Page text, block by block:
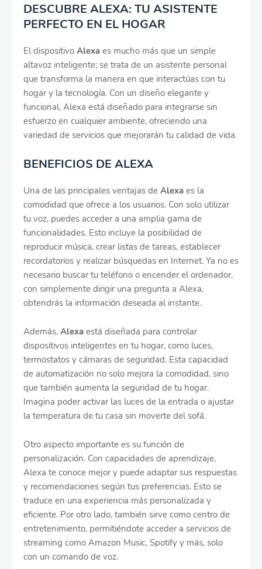
DESCUBRE ALEXA: TU ASISTENTE
PERFECTO EN EL HOGAR
El dispositivo Alexa es mucho más que un simple
altavoz inteligente; se trata de un asistente personal
que transforma la manera en que interactúas con tu
hogar y la tecnología. Con un diseño elegante y
funcional, Alexa está diseñado para integrarse sin
esfuerzo en cualquier ambiente, ofreciendo una
variedad de servicios que mejorarán tu calidad de vida.
BENEFICIOS DE ALEXA
Una de las principales ventajas de Alexa es la
comodidad que ofrece a los usuarios. Con solo utilizar
tu voz, puedes acceder a una amplia gama de
funcionalidades. Esto incluye la posibilidad de
reproducir música, crear listas de tareas, establecer
recordatorios y realizar búsquedas en Internet. Ya no es
necesario buscar tu teléfono o encender el ordenador,
con simplemente dirigir una pregunta a Alexa,
obtendrás la información deseada al instante.
Además, Alexa está diseñada para controlar
dispositivos inteligentes en tu hogar, como luces,
termostatos y cámaras de seguridad. Esta capacidad
de automatización no solo mejora la comodidad, sino
que también aumenta la seguridad de tu hogar.
Imagina poder activar las luces de la entrada o ajustar
la temperatura de tu casa sin moverte del sofá.
Otro aspecto importante es su función de
personalización. Con capacidades de aprendizaje,
Alexa te conoce mejor y puede adaptar sus respuestas
y recomendaciones según tus preferencias. Esto se
traduce en una experiencia más personalizada y
eficiente. Por otro lado, también sirve como centro de
entretenimiento, permitiéndote acceder a servicios de
streaming como Amazon Music, Spotify y más, solo
con un comando de voz.